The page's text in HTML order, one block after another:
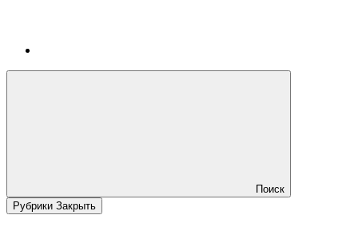
Поиск
Рубрики Закрыть